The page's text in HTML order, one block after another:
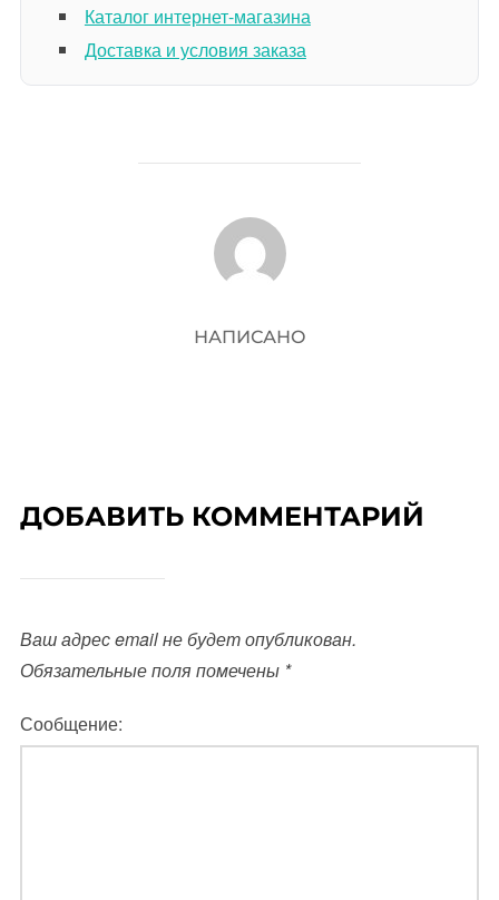
Каталог интернет-магазина
Доставка и условия заказа
АВТОР ЗАПИСИ
НАПИСАНО
ДОБАВИТЬ КОММЕНТАРИЙ
Ваш адрес email не будет опубликован.
Обязательные поля помечены *
Сообщение: